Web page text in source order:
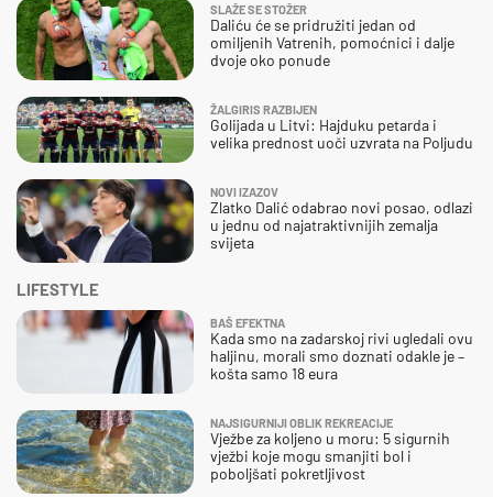
SLAŽE SE STOŽER
Daliću će se pridružiti jedan od
omiljenih Vatrenih, pomoćnici i dalje
dvoje oko ponude
ŽALGIRIS RAZBIJEN
Golijada u Litvi: Hajduku petarda i
velika prednost uoči uzvrata na Poljudu
NOVI IZAZOV
Zlatko Dalić odabrao novi posao, odlazi
u jednu od najatraktivnijih zemalja
svijeta
LIFESTYLE
BAŠ EFEKTNA
Kada smo na zadarskoj rivi ugledali ovu
haljinu, morali smo doznati odakle je –
košta samo 18 eura
NAJSIGURNIJI OBLIK REKREACIJE
Vježbe za koljeno u moru: 5 sigurnih
vježbi koje mogu smanjiti bol i
poboljšati pokretljivost